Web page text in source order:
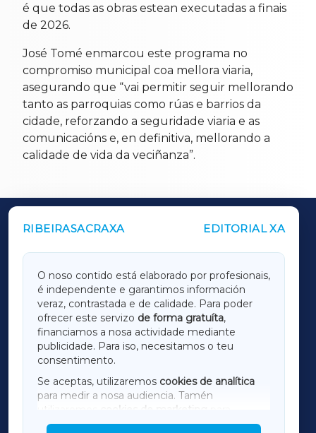
é que todas as obras estean executadas a finais
de 2026.
José Tomé enmarcou este programa no
compromiso municipal coa mellora viaria,
asegurando que “vai permitir seguir mellorando
tanto as parroquias como rúas e barrios da
cidade, reforzando a seguridade viaria e as
comunicacións e, en definitiva, mellorando a
calidade de vida da veciñanza”.
RIBEIRASACRAXA EDITORIAL XA
O noso contido está elaborado por profesionais,
é independente e garantimos información
veraz, contrastada e de calidade. Para poder
ofrecer este servizo de forma gratuíta,
financiamos a nosa actividade mediante
publicidade. Para iso, necesitamos o teu
consentimento.
Se aceptas, utilizaremos cookies de analítica
para medir a nosa audiencia. Tamén
utilizaremos
cookies de marketing
mostrar publicidade de terceiros.
OUTROS PERIÓDICOS
LUGOXA
TERRACHAXA
AMARIÑAXA